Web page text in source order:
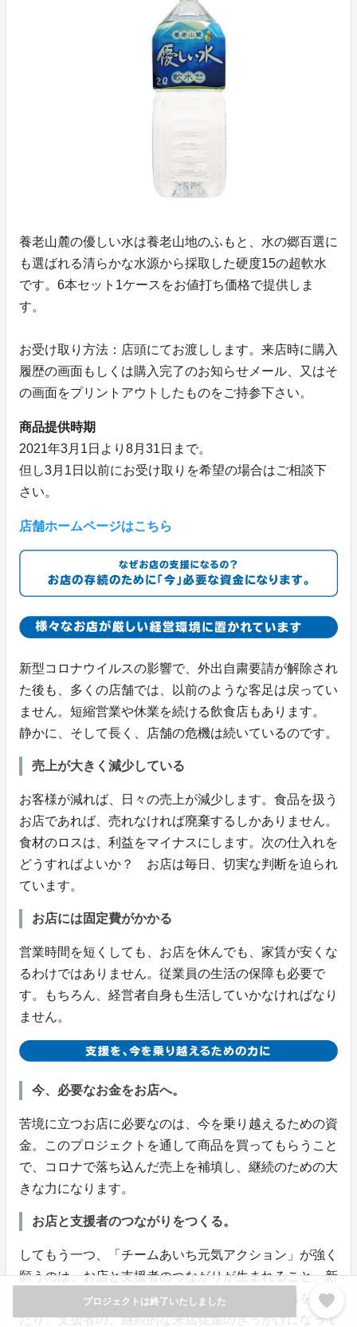
プロジェクトは終了いたしました favorite
養老山麓の優しい水は養老山地のふもと、水の郷百選に
も選ばれる清らかな水源から採取した硬度15の超軟水
です。6本セット1ケースをお値打ち価格で提供しま
す。
お受け取り方法：店頭にてお渡しします。来店時に購入
履歴の画面もしくは購入完了のお知らせメール、又はそ
の画面をプリントアウトしたものをご持参下さい。
商品提供時期
2021年3月1日より8月31日まで。
但し3月1日以前にお受け取りを希望の場合はご相談下
さい。
店舗ホームページはこちら
新型コロナウイルスの影響で、外出自粛要請が解除され
た後も、多くの店舗では、以前のような客足は戻ってい
ません。短縮営業や休業を続ける飲食店もあります。
静かに、そして長く、店舗の危機は続いているのです。
売上が大きく減少している
お客様が減れば、日々の売上が減少します。食品を扱う
お店であれば、売れなければ廃棄するしかありません。
食材のロスは、利益をマイナスにします。次の仕入れを
どうすればよいか？ お店は毎日、切実な判断を迫られ
ています。
お店には固定費がかかる
営業時間を短くしても、お店を休んでも、家賃が安くな
るわけではありません。従業員の生活の保障も必要で
す。もちろん、経営者自身も生活していかなければなり
ません。
今、必要なお金をお店へ。
苦境に立つお店に必要なのは、今を乗り越えるための資
金。このプロジェクトを通して商品を買ってもらうこと
で、コロナで落ち込んだ売上を補填し、継続のための大
きな力になります。
お店と支援者のつながりをつくる。
してもう一つ、「チームあいち元気アクション」が強く
願うのは、お店と支援者のつながりが生まれること。新
しいお店に出会ったり、行きつけのお店への愛着を深め
たり、支援者の、継続的な来店促進のきっかけになって